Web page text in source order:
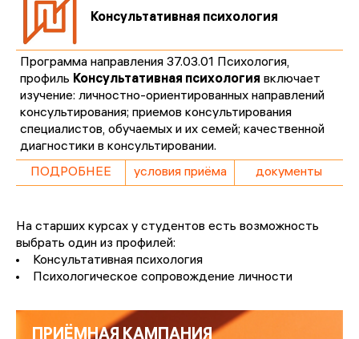
ПРИЁМНАЯ КАМПАНИЯ
Консультативная психология
Программа направления 37.03.01 Психология,
профиль Консультативная психология включает
изучение: личностно-ориентированных направлений
консультирования; приемов консультирования
специалистов, обучаемых и их семей; качественной
диагностики в консультировании.
ПОДРОБНЕЕ
условия приёма документы
На старших курсах у студентов есть возможность
выбрать один из профилей:
Консультативная психология
Психологическое сопровождение личности